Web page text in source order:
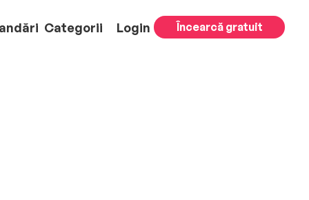
Categorii Login Încearcă gratuit